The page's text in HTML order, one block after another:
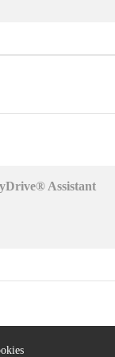
Assistant